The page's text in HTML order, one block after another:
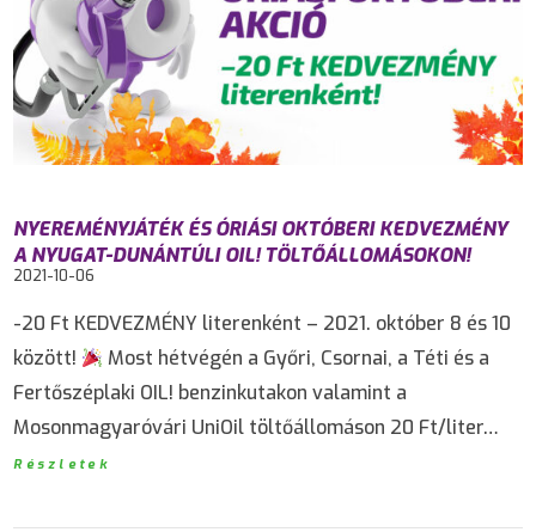
NYEREMÉNYJÁTÉK ÉS ÓRIÁSI OKTÓBERI KEDVEZMÉNY
A NYUGAT-DUNÁNTÚLI OIL! TÖLTŐÁLLOMÁSOKON!
2021-10-06
-20 Ft KEDVEZMÉNY literenként – 2021. október 8 és 10
között!
Most hétvégén a Győri, Csornai, a Téti és a
Fertőszéplaki OIL! benzinkutakon valamint a
Mosonmagyaróvári UniOil töltőállomáson 20 Ft/liter…
Részletek